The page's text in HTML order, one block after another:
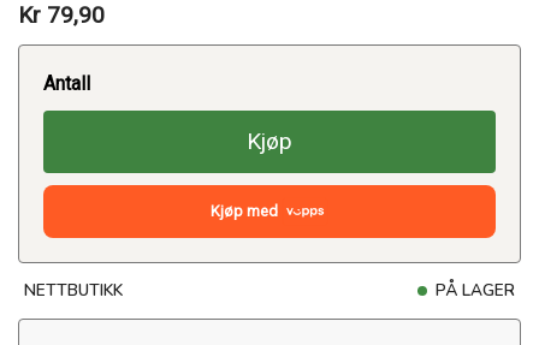
Kr 79,90
Antall
Kjøp
Kjøp med
NETTBUTIKK PÅ LAGER